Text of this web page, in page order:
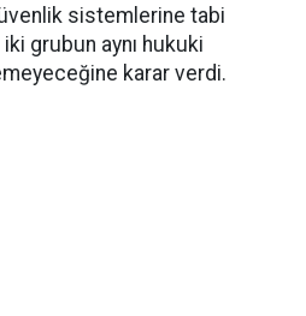
sistemlerine tabi
grubun aynı hukuki
karar verdi.